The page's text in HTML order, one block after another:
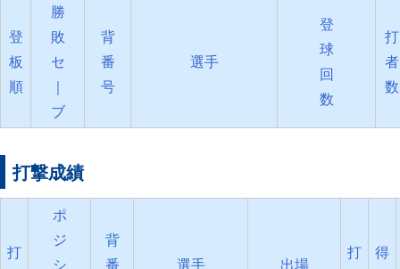
登
板
順
勝
敗
セ
｜
ブ
背
番
号
選手
登
球
回
数
打
者
数
打撃成績
打
ポ
ジ
シ
背
番
選手 出場
打
得